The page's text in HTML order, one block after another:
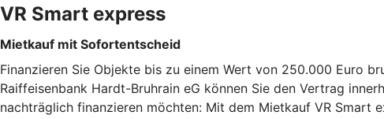
VR Smart express
Mietkauf mit Sofortentscheid
Finanzieren Sie Objekte bis zu einem Wert von 250.000 Euro
Raiffeisenbank Hardt-Bruhrain eG können Sie den Vertrag
nachträglich finanzieren möchten: Mit dem Mietkauf VR Smart